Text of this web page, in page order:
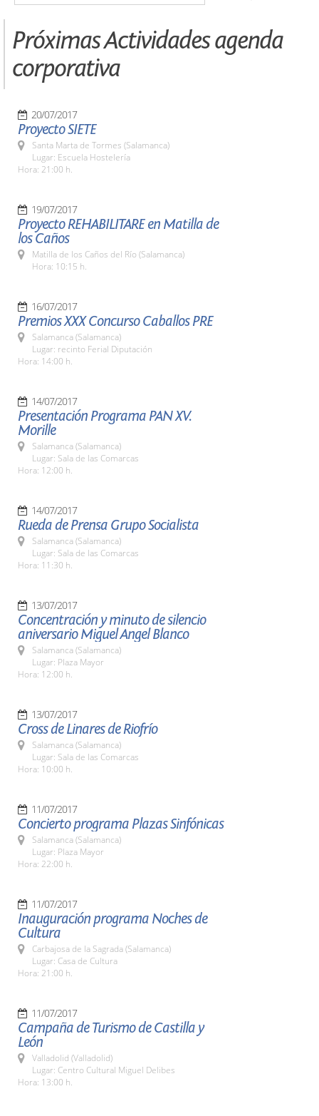
Próximas Actividades agenda
corporativa
20/07/2017
Proyecto SIETE
Santa Marta de Tormes (Salamanca)
Lugar: Escuela Hostelería
Hora: 21:00 h.
19/07/2017
Proyecto REHABILITARE en Matilla de
los Caños
Matilla de los Caños del Río (Salamanca)
Hora: 10:15 h.
16/07/2017
Premios XXX Concurso Caballos PRE
Salamanca (Salamanca)
Lugar: recinto Ferial Diputación
Hora: 14:00 h.
14/07/2017
Presentación Programa PAN XV.
Morille
Salamanca (Salamanca)
Lugar: Sala de las Comarcas
Hora: 12:00 h.
14/07/2017
Rueda de Prensa Grupo Socialista
Salamanca (Salamanca)
Lugar: Sala de las Comarcas
Hora: 11:30 h.
13/07/2017
Concentración y minuto de silencio
aniversario Miguel Angel Blanco
Salamanca (Salamanca)
Lugar: Plaza Mayor
Hora: 12:00 h.
13/07/2017
Cross de Linares de Riofrío
Salamanca (Salamanca)
Lugar: Sala de las Comarcas
Hora: 10:00 h.
11/07/2017
Concierto programa Plazas Sinfónicas
Salamanca (Salamanca)
Lugar: Plaza Mayor
Hora: 22:00 h.
11/07/2017
Inauguración programa Noches de
Cultura
Carbajosa de la Sagrada (Salamanca)
Lugar: Casa de Cultura
Hora: 21:00 h.
11/07/2017
Campaña de Turismo de Castilla y
León
Valladolid (Valladolid)
Lugar: Centro Cultural Miguel Delibes
Hora: 13:00 h.